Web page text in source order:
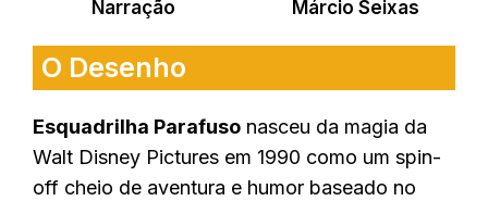
Narração Márcio Seixas
O Desenho
Esquadrilha Parafuso nasceu da magia da
Walt Disney Pictures em 1990 como um spin-
off cheio de aventura e humor baseado no